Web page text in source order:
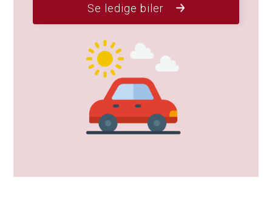
Se ledige biler